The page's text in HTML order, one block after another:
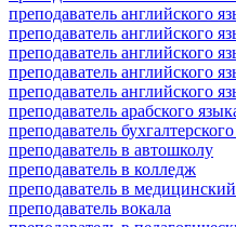
преподаватель английского
преподаватель английского
преподаватель английского
преподаватель английского
преподаватель английского
преподаватель арабского
преподаватель
преподаватель в автошколу
преподаватель в колледж
преподаватель в
преподаватель вокала